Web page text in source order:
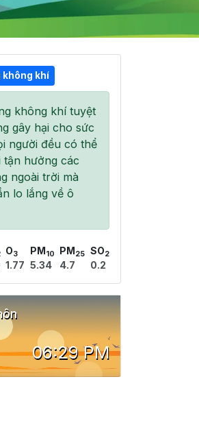
08:00
24° /25°
không khí
không khí tuyệt
gây hại cho sức
người đều có thể
tận hưởng các
ngoài trời mà
lo lắng về ô
O3
1.77
PM 10
5.34
PM 25
4.7
SO2
0.2
06:29 PM